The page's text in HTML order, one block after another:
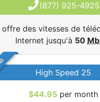
(877) 925-4925
offre des vitesses de
Internet jusqu'à 50
High Speed 25
$44.95per month